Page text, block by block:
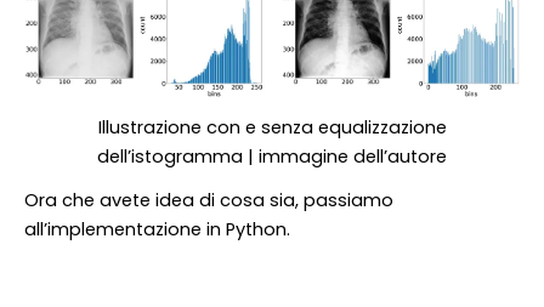
Illustrazione con e senza equalizzazione
dell’istogramma | immagine dell’autore
Ora che avete idea di cosa sia, passiamo
all’implementazione in Python.